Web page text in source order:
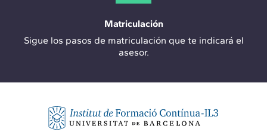
Matriculación
Sigue los pasos de matriculación que te indicará el
asesor.